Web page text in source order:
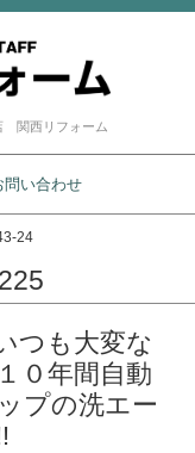
関西リフォーム
問い合わせ
24
つも大変な
０年間自動
プの洗エー